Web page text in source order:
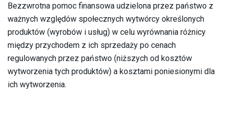
Bezzwrotna pomoc finansowa udzielona przez państwo z
ważnych względów społecznych wytwórcy określonych
produktów (wyrobów i usług) w celu wyrównania różnicy
między przychodem z ich sprzedaży po cenach
regulowanych przez państwo (niższych od kosztów
wytworzenia tych produktów) a kosztami poniesionymi dla
ich wytworzenia.